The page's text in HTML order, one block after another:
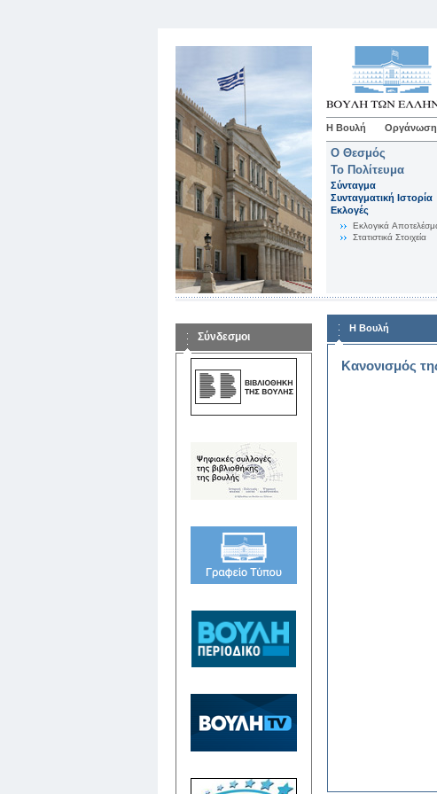
Η Βουλή Οργάνωση
Ο Θεσμός
Το Πολίτευμα
Σύνταγμα
Συνταγματική Ιστορία
Εκλογές
Eκλογικά
Στατιστικά Στοιχεία
Σύνδεσμοι
Η Βουλή
Κανονισμός